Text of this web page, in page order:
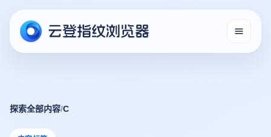
探索全部内容/C